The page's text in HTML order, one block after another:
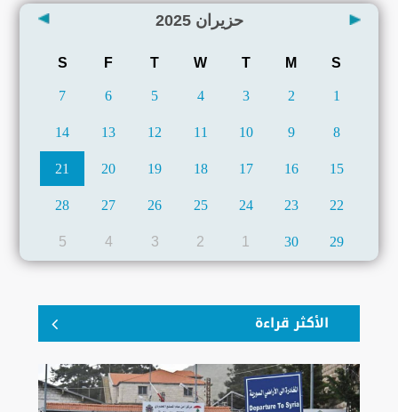
حزيران 2025
S
M
T
W
T
F
S
1
2
3
4
5
6
7
8
9
10
11
12
13
14
15
16
17
18
19
20
21
22
23
24
25
26
27
28
29
30
1
2
3
4
5
الأكثر قراءة